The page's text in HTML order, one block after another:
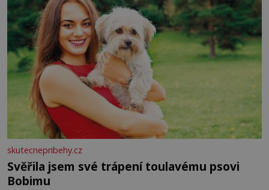
skutecnepribehy.cz
Svěřila jsem své trápení toulavému psovi
Bobimu